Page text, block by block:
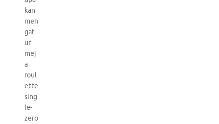
kan
men
gat
ur
mej
a
roul
ette
sing
le-
zero